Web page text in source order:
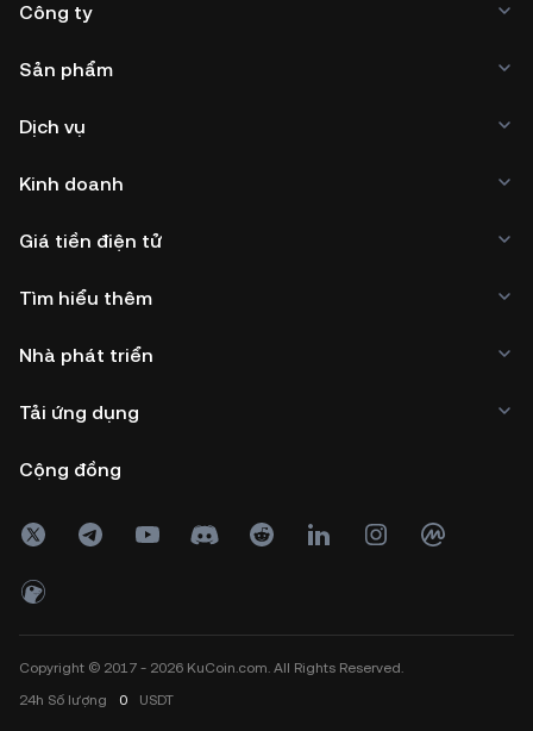
Công ty
Sản phẩm
Dịch vụ
Kinh doanh
Giá tiền điện tử
Tìm hiểu thêm
Nhà phát triển
Tải ứng dụng
Cộng đồng
Copyright © 2017 - 2026 KuCoin.com. All Rights Reserved.
24h Số lượng 0 USDT